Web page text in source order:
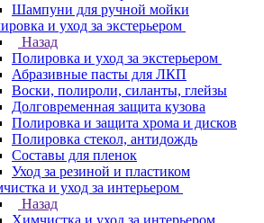
Шампуни для ручной мойки
и уход за экстерьером
Назад
Полировка и уход за экстерьером
Абразивные пасты для ЛКП
Воски, полироли, силанты, глейзы
Долговременная защита кузова
Полировка и защита хрома и дисков
Полировка стекол, антидождь
Составы для пленок
Уход за резиной и пластиком
и уход за интерьером
Назад
Химчистка и уход за интерьером